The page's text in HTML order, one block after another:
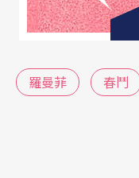
羅曼菲 春鬥